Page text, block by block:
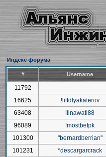
Индекс форума
# Username
11792
16625
!liftdlyakaterov
63408
!linawati88
96089
!mostbetpk
101300
"bernardberrian"
101231
*descargarcrack